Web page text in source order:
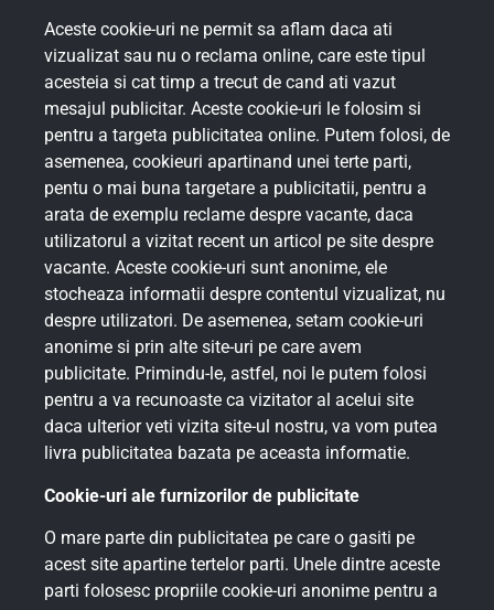
Aceste cookie-uri ne permit sa aflam daca ati
vizualizat sau nu o reclama online, care este tipul
acesteia si cat timp a trecut de cand ati vazut
mesajul publicitar. Aceste cookie-uri le folosim si
pentru a targeta publicitatea online. Putem folosi, de
asemenea, cookieuri apartinand unei terte parti,
pentu o mai buna targetare a publicitatii, pentru a
arata de exemplu reclame despre vacante, daca
utilizatorul a vizitat recent un articol pe site despre
vacante. Aceste cookie-uri sunt anonime, ele
stocheaza informatii despre contentul vizualizat, nu
despre utilizatori. De asemenea, setam cookie-uri
anonime si prin alte site-uri pe care avem
publicitate. Primindu-le, astfel, noi le putem folosi
pentru a va recunoaste ca vizitator al acelui site
daca ulterior veti vizita site-ul nostru, va vom putea
livra publicitatea bazata pe aceasta informatie.
Cookie-uri ale furnizorilor de publicitate
O mare parte din publicitatea pe care o gasiti pe
acest site apartine tertelor parti. Unele dintre aceste
parti folosesc propriile cookie-uri anonime pentru a